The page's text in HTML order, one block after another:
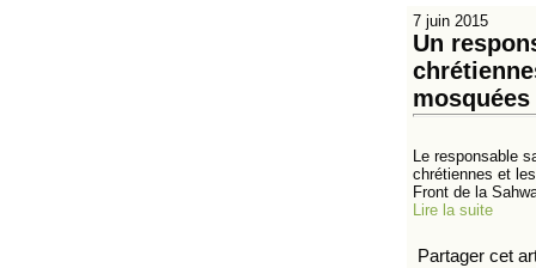
7 juin 2015
Un
mosquées
Le responsable
chrétiennes et
Front de la
Lire la suite
Partager cet